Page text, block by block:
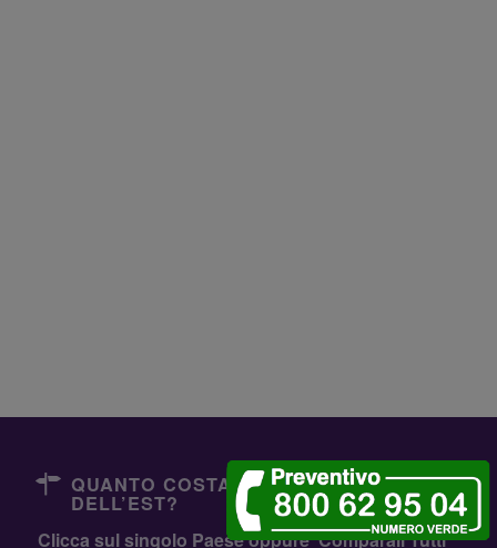
QUANTO COSTANO I DENTISTI
DELL’EST?
Clicca sul singolo Paese oppureComparali Tutti